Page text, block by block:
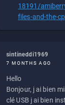
18191/
files-and-the-
sintineddi1969
7 MONTHS AGO
Hello
Bonjour, j ai bien
clé USB j ai bien